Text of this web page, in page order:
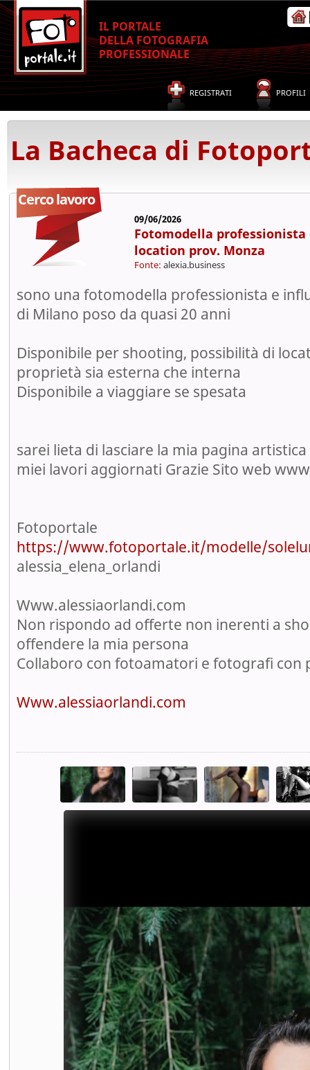
IL PORTALE
DELLA FOTOGRAFIA
PROFESSIONALE
REGISTRATI PROFILI
La Bacheca di
Cerco lavoro
09/06/2026
Fotomodella professionista
location prov. Monza
Fonte: alexia.business
sono una fotomodella professionista e
di Milano poso da quasi 20 anni
Disponibile per shooting, possibilità di
proprietà sia esterna che interna
Disponibile a viaggiare se spesata
sarei lieta di lasciare la mia pagina
miei lavori aggiornati Grazie Sito web
Fotoportale
https://www.fotoportale.it/modelle/
alessia_elena_orlandi
Www.alessiaorlandi.com
Non rispondo ad offerte non inerenti a
offendere la mia persona
Collaboro con fotoamatori e fotografi con
Www.alessiaorlandi.com